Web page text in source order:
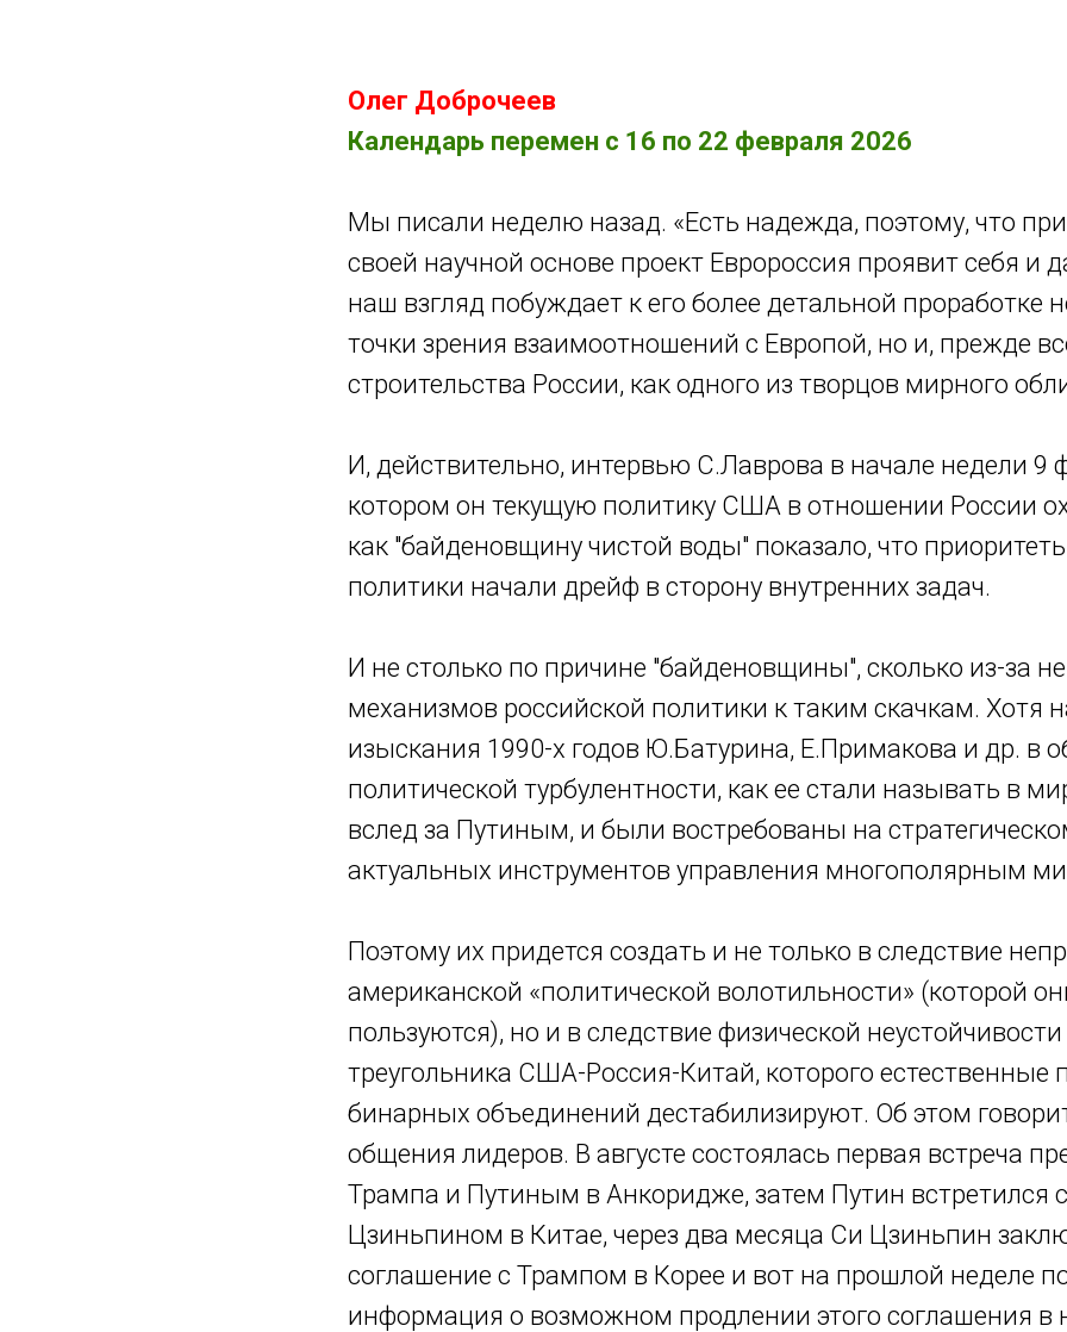
Олег Доброчеев
Календарь перемен с 16 по 22 февраля 2026
Мы писали неделю назад. «Есть надежда, поэтому, что
своей научной основе проект Евророссия проявит себя и
наш взгляд побуждает к его более детальной проработке
точки зрения взаимоотношений с Европой, но и, прежде
строительства России, как одного из творцов мирного
И, действительно, интервью С.Лаврова в начале недели 9
котором он текущую политику США в отношении России
как "байденовщину чистой воды" показало, что
политики начали дрейф в сторону внутренних задач.
И не столько по причине "байденовщины", сколько из-за
механизмов российской политики к таким скачкам. Хотя
изыскания 1990-х годов Ю.Батурина, Е.Примакова и др. в
политической турбулентности, как ее стали называть в
вслед за Путиным, и были востребованы на
актуальных инструментов управления многополярным
Поэтому их придется создать и не только в следствие
американской «политической волотильности» (которой
пользуются), но и в следствие физической
треугольника США-Россия-Китай, которого естественные
бинарных объединений дестабилизируют. Об этом
общения лидеров. В августе состоялась первая встреча
Трампа и Путиным в Анкоридже, затем Путин встретился
Цзиньпином в Китае, через два месяца Си Цзиньпин
соглашение с Трампом в Корее и вот на прошлой неделе
информация о возможном продлении этого соглашения в